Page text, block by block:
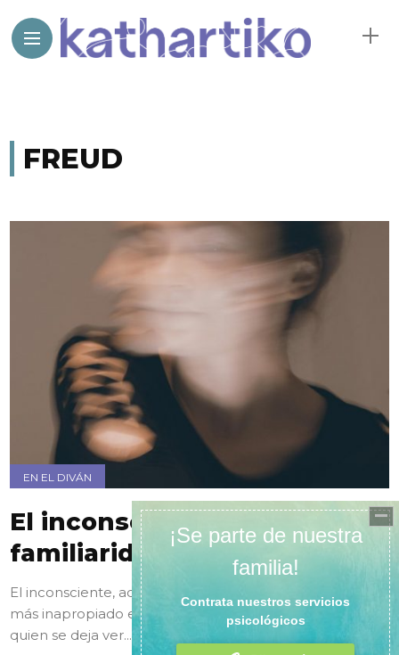
FREUD
EN EL DIVÁN
El inconsciente y
familiaridad
El inconsciente, aquel que te “traiciona” expresando lo
más inapropiado en el momento menos oportuno;
quien se deja ver...